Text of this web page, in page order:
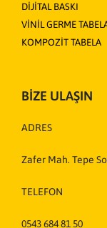
DİJİTAL BASKI
VİNİL GERME
KOMPOZİT TABELA
BİZE ULAŞIN
ADRES
Zafer Mah. Tepe
TELEFON
0543 684 81 50